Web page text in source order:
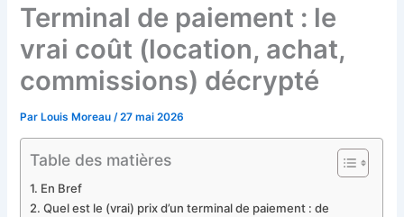
Terminal de paiement : le
vrai coût (location, achat,
commissions) décrypté
ParLouis Moreau /27 mai 2026
Table des matières
En Bref
Quel est le (vrai) prix d’un terminal de paiement : de